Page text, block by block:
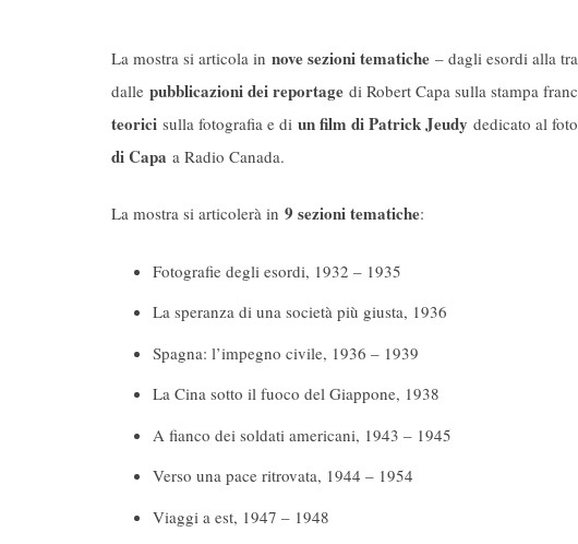
La mostra si articola in nove sezioni tematiche – dagli esordi alla
dalle pubblicazioni dei reportage di Robert Capa sulla stampa
teorici sulla fotografia e di un film di Patrick Jeudy dedicato al
di Capa a Radio Canada.
La mostra si articolerà in 9 sezioni tematiche:
Fotografie degli esordi, 1932 – 1935
La speranza di una società più giusta, 1936
Spagna: l’impegno civile, 1936 – 1939
La Cina sotto il fuoco del Giappone, 1938
A fianco dei soldati americani, 1943 – 1945
Verso una pace ritrovata, 1944 – 1954
Viaggi a est, 1947 – 1948